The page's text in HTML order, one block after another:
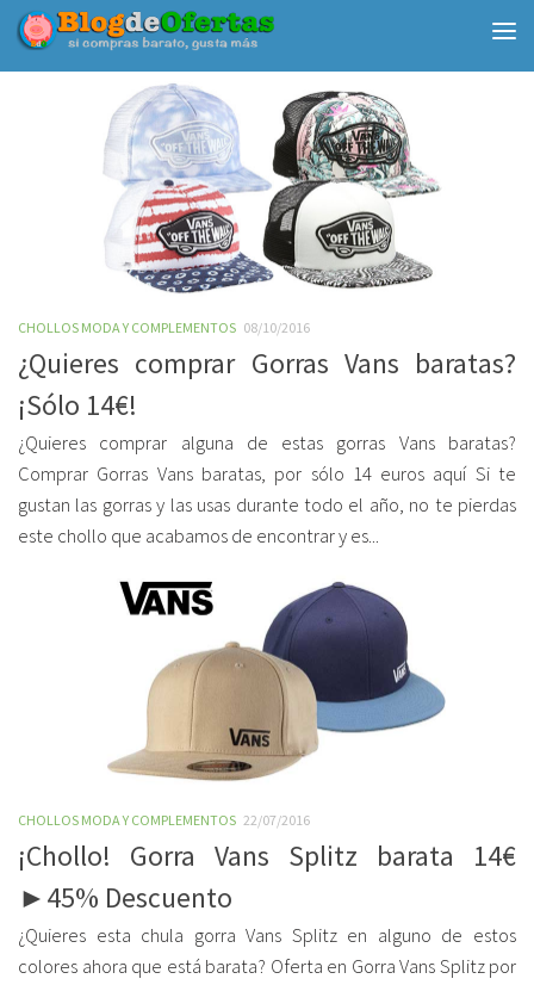
Debajo del contenido
CHOLLOS MODA Y COMPLEMENTOS 08/10/2016
¿Quieres comprar Gorras Vans baratas?
¡Sólo 14€!
¿Quieres comprar alguna de estas gorras Vans baratas?
Comprar Gorras Vans baratas, por sólo 14 euros aquí Si te
gustan las gorras y las usas durante todo el año, no te pierdas
este chollo que acabamos de encontrar y es...
CHOLLOS MODA Y COMPLEMENTOS 22/07/2016
¡Chollo! Gorra Vans Splitz barata 14€
►45% Descuento
¿Quieres esta chula gorra Vans Splitz en alguno de estos
colores ahora que está barata? Oferta en Gorra Vans Splitz por